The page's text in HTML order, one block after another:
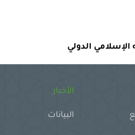
الدولي
الأخبار
البيانات